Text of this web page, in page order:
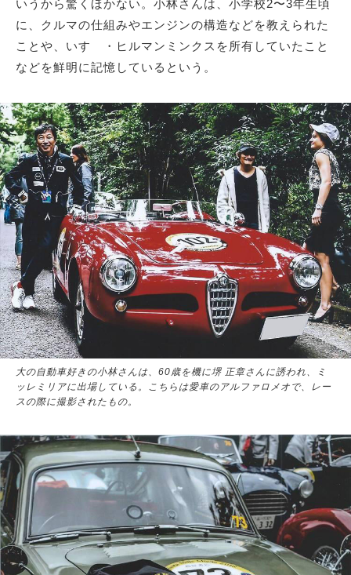
いうから驚くほかない。小林さんは、小学校2〜3年生頃
に、クルマの仕組みやエンジンの構造などを教えられた
ことや、いすゞ・ヒルマンミンクスを所有していたこと
などを鮮明に記憶しているという。
大の自動車好きの小林さんは、60歳を機に堺 正章さんに誘われ、ミ
ッレミリアに出場している。こちらは愛車のアルファロメオで、レー
スの際に撮影されたもの。